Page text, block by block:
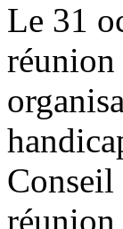
Le 31
réunion
Conseil
réunion